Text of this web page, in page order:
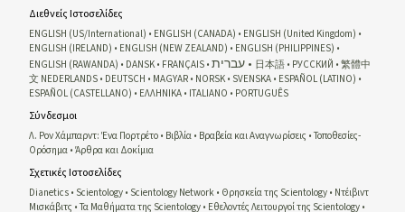
Διεθνείς Ιστοσελίδες
ENGLISH (US/International) ENGLISH (CANADA)
ENGLISH (United Kingdom)
ENGLISH (IRELAND)
ENGLISH (NEW ZEALAND)
ENGLISH (PHILIPPINES)
ENGLISH (RAWANDA)
DANSK FRANÇAIS עברית 日本語 РУССКИЙ
繁體中
文 NEDERLANDS DEUTSCH MAGYAR NORSK SVENSKA ESPAÑOL (LATINO)
ESPAÑOL (CASTELLANO)
ΕΛΛΗΝΙΚA ITALIANO PORTUGUÊS
Σύνδεσμοι
Λ. Ρον Χάμπαρντ: Ένα Πορτρέτο Βιβλία Βραβεία και Αναγνωρίσεις
Τοποθεσίες-
Ορόσημα Άρθρα και Δοκίμια
Σχετικές Ιστοσελίδες
Dianetics Scientology Scientology Network Θρησκεία της Scientology Ντέιβιντ
Μισκάβιτς
Τα Μαθήματα της Scientology Εθελοντές Λειτουργοί της Scientology